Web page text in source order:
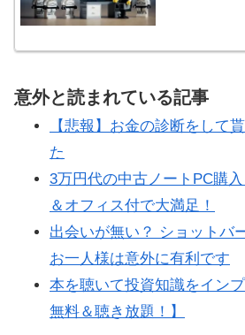
意外と読まれている記事
【悲報】お金の診断をして
た
3万円代の中古ノートPC購
＆オフィス付で大満足！
出会いが無い？ ショットバ
お一人様は意外に有利です
本を聴いて投資知識をイン
無料＆聴き放題！】